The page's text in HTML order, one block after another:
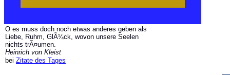
O es muss doch noch etwas anderes geben als
Liebe, Ruhm, GlÃ¼ck, wovon unsere Seelen
nichts trÃ¤umen.
Heinrich von Kleist
bei Zitate des Tages